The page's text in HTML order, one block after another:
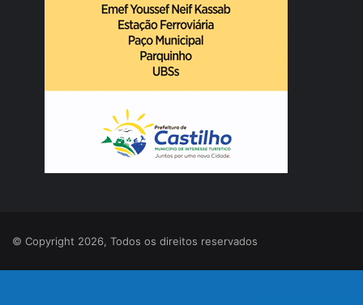
© Copyright 2026, Todos os direitos reservados